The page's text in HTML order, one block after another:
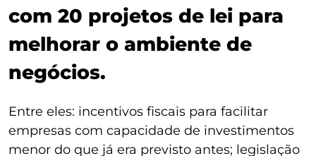
com 20 projetos de lei para
melhorar o ambiente de
negócios.
Entre eles: incentivos fiscais para facilitar
empresas com capacidade de investimentos
menor do que já era previsto antes; legislação